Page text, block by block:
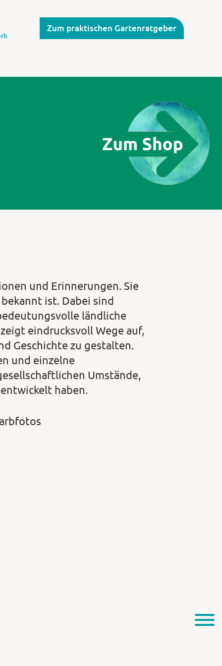
Zum praktischen Gartenratgeber
und Erinnerungen. Sie
ist. Dabei sind
ländliche
eindrucksvoll Wege auf,
Geschichte zu gestalten.
und einzelne
Umstände,
haben.